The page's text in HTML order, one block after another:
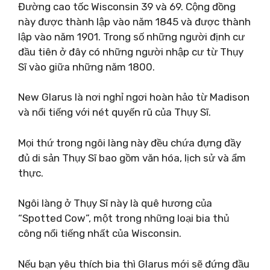
Đường cao tốc Wisconsin 39 và 69. Cộng đồng
này được thành lập vào năm 1845 và được thành
lập vào năm 1901. Trong số những người định cư
đầu tiên ở đây có những người nhập cư từ Thụy
Sĩ vào giữa những năm 1800.
New Glarus là nơi nghỉ ngơi hoàn hảo từ Madison
và nổi tiếng với nét quyến rũ của Thụy Sĩ.
Mọi thứ trong ngôi làng này đều chứa đựng đầy
đủ di sản Thụy Sĩ bao gồm văn hóa, lịch sử và ẩm
thực.
Ngôi làng ở Thụy Sĩ này là quê hương của
“Spotted Cow”, một trong những loại bia thủ
công nổi tiếng nhất của Wisconsin.
Nếu bạn yêu thích bia thì Glarus mới sẽ đứng đầu